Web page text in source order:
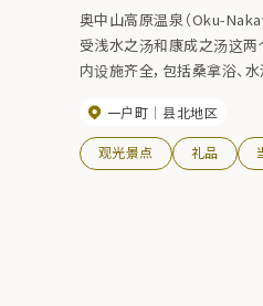
奥中山高原温泉（Oku-
受浅水之汤和康成之汤这
内设施齐全，包括桑拿浴、
顿时烟消云散。弱碱性的
肤光滑。
一户町 县北地区
观光景点 礼品